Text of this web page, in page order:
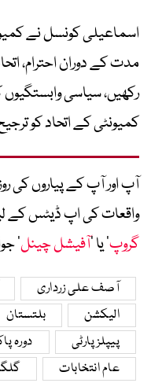
اسماعیلی کونسل نے
مدت کے دوران احترام،
رکھیں، سیاسی
کمیونٹی کے اتحاد کو
آپ اور آپ کے پیاروں کی
واقعات کی اپ ڈیٹس کے
گروپ‘ یا ’آفیشل چینل‘
آصف علی زرداری
الیکشن
بلتستان
پیپلز پارٹی
دورہ
عام انتخابات